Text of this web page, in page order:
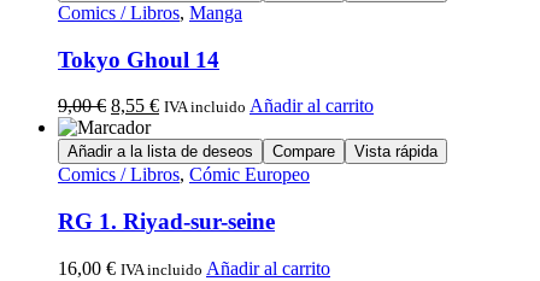
Comics / Libros, Manga
Tokyo Ghoul 14
9,00€ 8,55 € IVA incluido Añadir al carrito
Añadir a la lista de deseos Compare Vista rápida
Comics / Libros, Cómic Europeo
RG 1. Riyad-sur-seine
16,00 € IVA incluido Añadir al carrito